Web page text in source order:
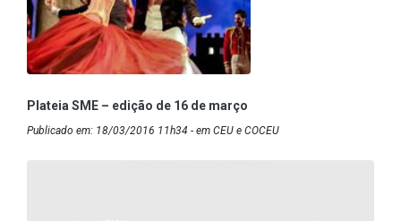
Plateia SME – edição de 16 de março
Publicado em: 18/03/2016 11h34 - em CEU e COCEU